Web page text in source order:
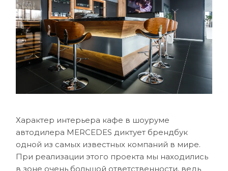
Характер интерьера кафе в шоуруме
автодилера MERCEDES диктует брендбук
одной из самых известных компаний в мире.
При реализации этого проекта мы находились
в зоне очень большой ответственности, ведь